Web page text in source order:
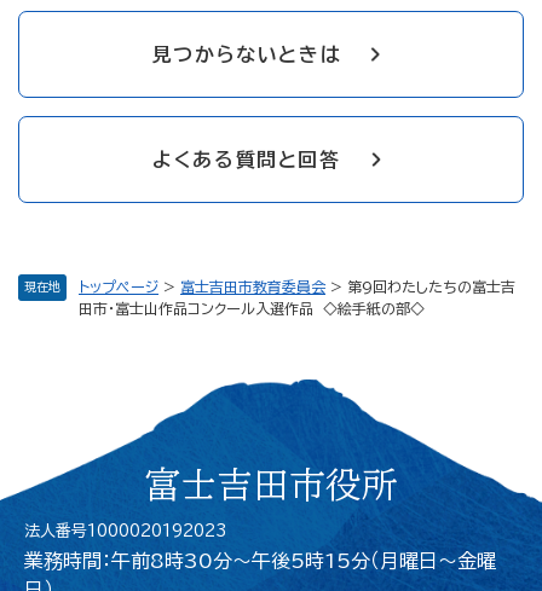
現在地 トップページ > 富士吉田市教育委員会 > 第9回わたしたちの富士吉
田市・富士山作品コンクール入選作品 ◇絵手紙の部◇
見つからないときは
よくある質問と回答
富士吉田市役所
法人番号1000020192023
業務時間：午前8時30分～午後5時15分（月曜日〜金曜